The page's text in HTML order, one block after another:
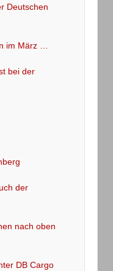
Deutschen
im März …
bei der
der
nach oben
DB Cargo